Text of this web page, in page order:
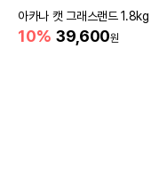
아카나 캣 그래스랜드 1.8kg
10% 39,600원